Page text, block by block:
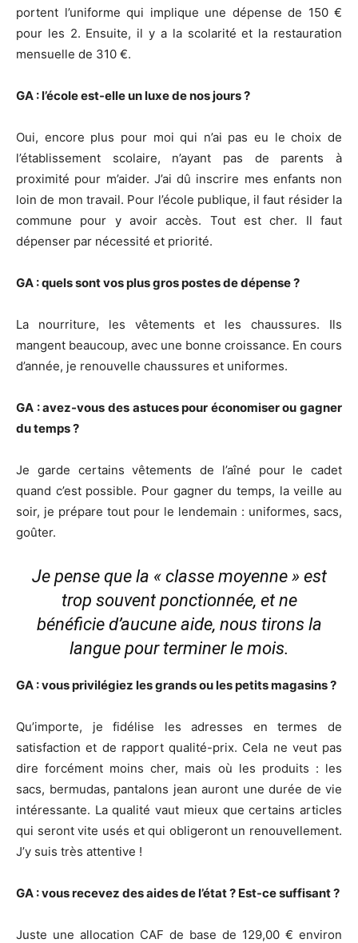
portent l’uniforme qui implique une dépense de 150 €
pour les 2. Ensuite, il y a la scolarité et la restauration
mensuelle de 310 €.
GA : l’école est-elle un luxe de nos jours ?
Oui, encore plus pour moi qui n’ai pas eu le choix de
l’établissement scolaire, n’ayant pas de parents à
proximité pour m’aider. J’ai dû inscrire mes enfants non
loin de mon travail. Pour l’école publique, il faut résider la
commune pour y avoir accès. Tout est cher. Il faut
dépenser par nécessité et priorité.
GA : quels sont vos plus gros postes de dépense ?
La nourriture, les vêtements et les chaussures. Ils
mangent beaucoup, avec une bonne croissance. En cours
d’année, je renouvelle chaussures et uniformes.
GA : avez-vous des astuces pour économiser ou gagner
du temps ?
Je garde certains vêtements de l’aîné pour le cadet
quand c’est possible. Pour gagner du temps, la veille au
soir, je prépare tout pour le lendemain : uniformes, sacs,
goûter.
Je pense que la « classe moyenne » est
trop souvent ponctionnée, et ne
bénéficie d’aucune aide, nous tirons la
langue pour terminer le mois.
GA : vous privilégiez les grands ou les petits magasins ?
Qu’importe, je fidélise les adresses en termes de
satisfaction et de rapport qualité-prix. Cela ne veut pas
dire forcément moins cher, mais où les produits : les
sacs, bermudas, pantalons jean auront une durée de vie
intéressante. La qualité vaut mieux que certains articles
qui seront vite usés et qui obligeront un renouvellement.
J’y suis très attentive !
GA : vous recevez des aides de l’état ? Est-ce suffisant ?
Juste une allocation CAF de base de 129,00 € environ